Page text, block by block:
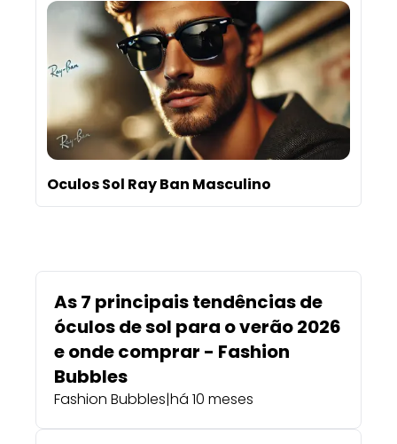
Oculos Sol Ray Ban Masculino
As 7 principais tendências de
óculos de sol para o verão 2026
e onde comprar - Fashion
Bubbles
Fashion Bubbles|há 10 meses